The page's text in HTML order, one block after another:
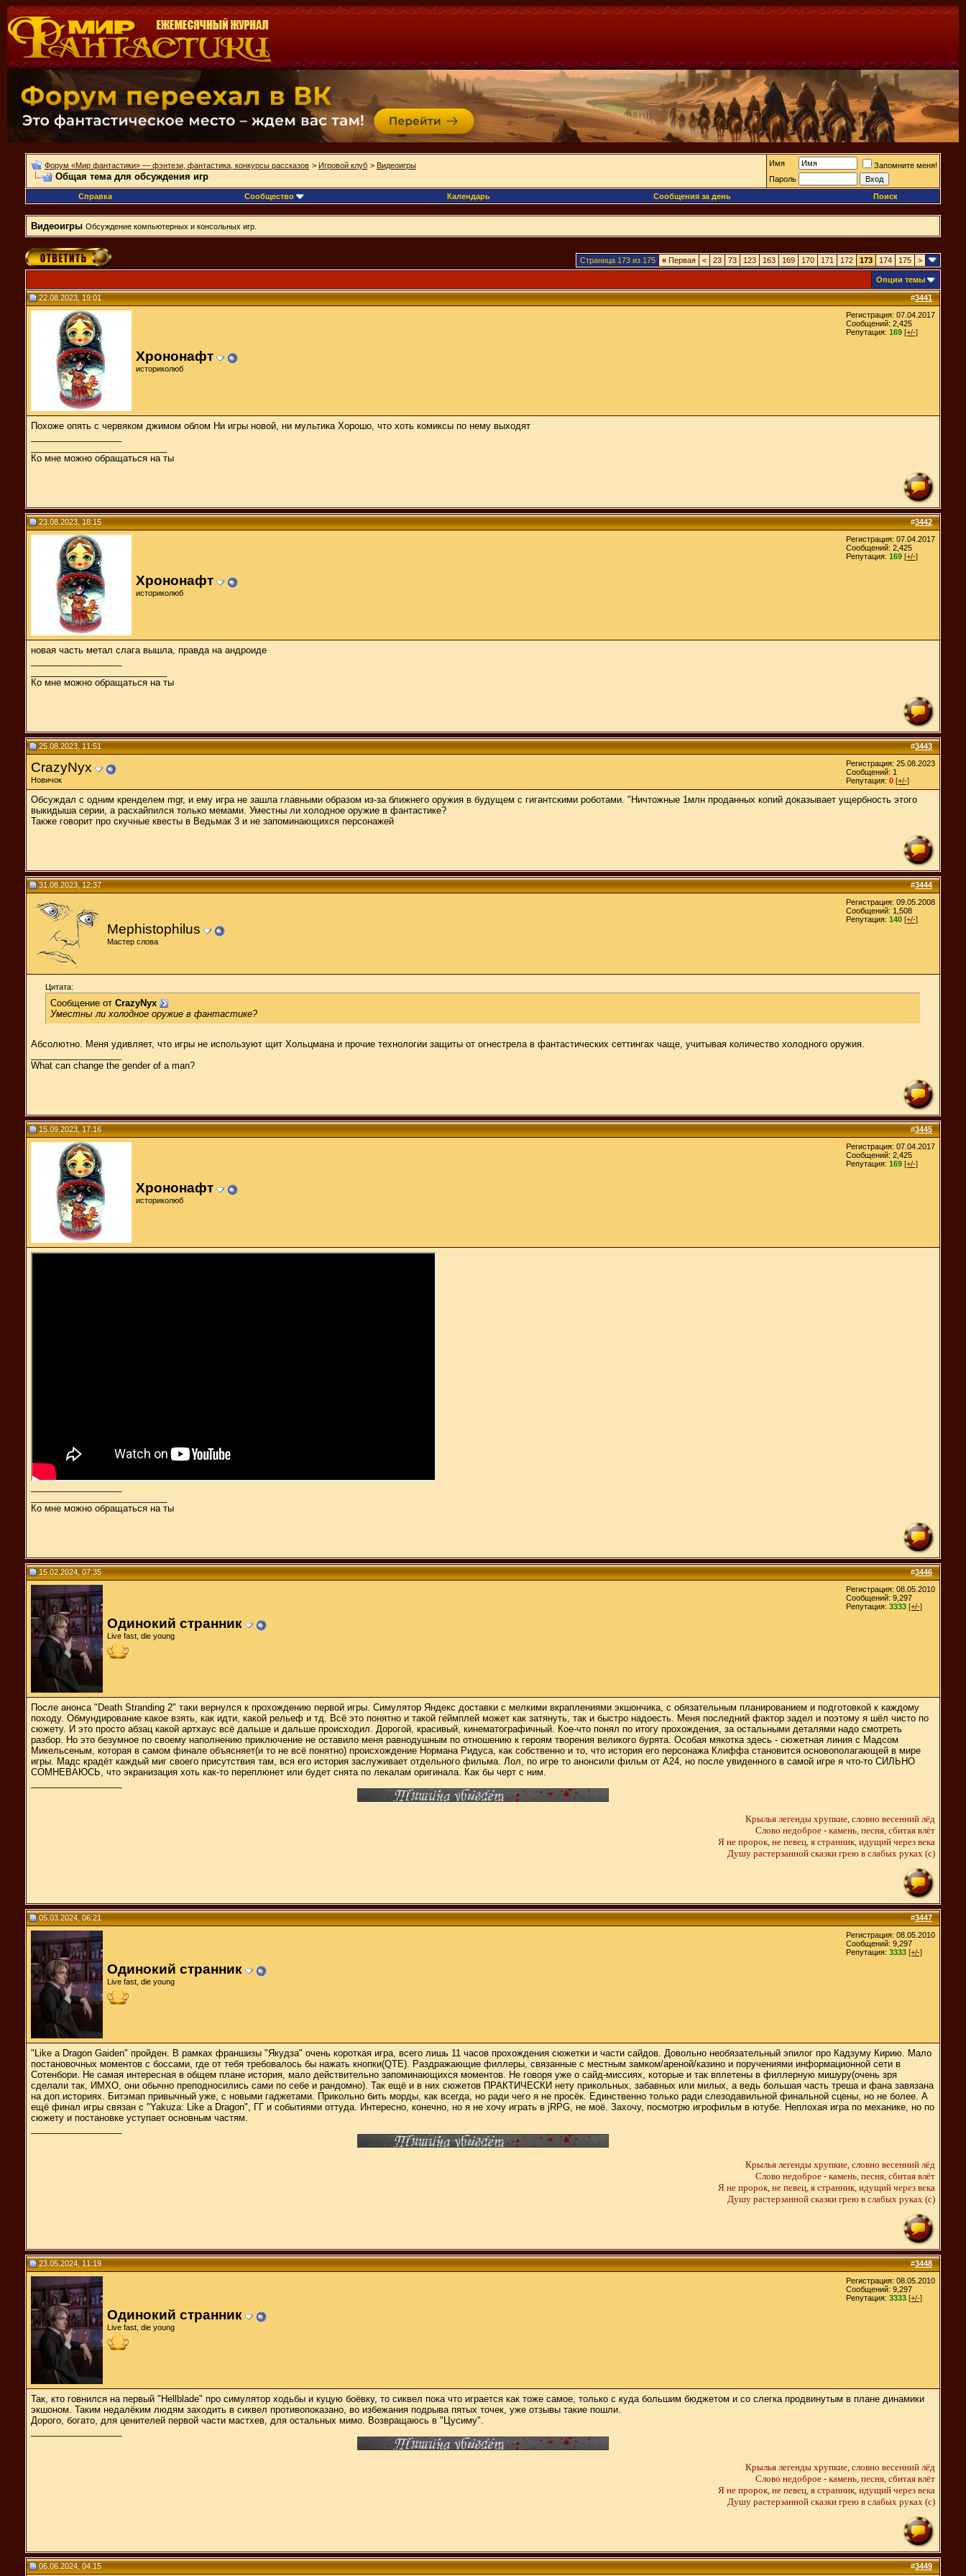
Форум «Мир фантастики» — фэнтези, фантастика, конкурсы рассказов > Игровой клуб > Видеоигры
Общая тема для обсуждения игр
Имя
Запомните меня!
Пароль
Справка
Сообщество Календарь Сообщения за день Поиск
Видеоигры Обсуждение компьютерных и консольных игр.
Страница 173 из 175 « Первая < 23 73 123 163 169 170 171 172 173 174 175 >
Опции темы
#3441
22.08.2023, 19:01
Хрононафт
историколюб
Регистрация: 07.04.2017
Сообщений: 2,425
Репутация: 169 [+/-]
Похоже опять с червяком джимом облом Ни игры новой, ни мультика Хорошо, что хоть комиксы по нему выходят
Ко мне можно обращаться на ты
#3442
23.08.2023, 18:15
Хрононафт
историколюб
Регистрация: 07.04.2017
Сообщений: 2,425
Репутация: 169 [+/-]
новая часть метал слага вышла, правда на андроиде
Ко мне можно обращаться на ты
#3443
25.08.2023, 11:51
CrazyNyx
Новичок
Регистрация: 25.08.2023
Сообщений: 1
Репутация: 0 [+/-]
Обсуждал с одним кренделем mgr, и ему игра не зашла главными образом из-за ближнего оружия в будущем с гигантскими роботами. "Ничтожные 1млн проданных копий доказывает ущербность этого
выкидыша серии, а расхайпился только мемами. Уместны ли холодное оружие в фантастике?
Также говорит про скучные квесты в Ведьмак 3 и не запоминающихся персонажей
#3444
31.08.2023, 12:37
Mephistophilus
Мастер слова
Регистрация: 09.05.2008
Сообщений: 1,508
Репутация: 140 [+/-]
Цитата:
Сообщение от CrazyNyx
Уместны ли холодное оружие в фантастике?
Абсолютно. Меня удивляет, что игры не используют щит Хольцмана и прочие технологии защиты от огнестрела в фантастических сеттингах чаще, учитывая количество холодного оружия.
What can change the gender of a man?
#3445
15.09.2023, 17:16
Хрононафт
историколюб
Регистрация: 07.04.2017
Сообщений: 2,425
Репутация: 169 [+/-]
Ко мне можно обращаться на ты
#3446
15.02.2024, 07:35
Одинокий странник
Live fast, die young
Регистрация: 08.05.2010
Сообщений: 9,297
Репутация: 3333 [+/-]
После анонса "Death Stranding 2" таки вернулся к прохождению первой игры. Симулятор Яндекс доставки с мелкими вкраплениями экшончика, с обязательным планированием и подготовкой к каждому
походу. Обмундирование какое взять, как идти, какой рельеф и тд. Всё это понятно и такой геймплей может как затянуть, так и быстро надоесть. Меня последний фактор задел и поэтому я шёл чисто по
сюжету. И это просто абзац какой артхаус всё дальше и дальше происходил. Дорогой, красивый, кинематографичный. Кое-что понял по итогу прохождения, за остальными деталями надо смотреть
разбор. Но это безумное по своему наполнению приключение не оставило меня равнодушным по отношению к героям творения великого бурята. Особая мякотка здесь - сюжетная линия с Мадсом
Микельсеным, которая в самом финале объясняет(и то не всё понятно) происхождение Нормана Ридуса, как собственно и то, что история его персонажа Клиффа становится основополагающей в мире
игры. Мадс крадёт каждый миг своего присутствия там, вся его история заслуживает отдельного фильма. Лол, по игре то анонсили фильм от A24, но после увиденного в самой игре я что-то СИЛЬНО
СОМНЕВАЮСЬ, что экранизация хоть как-то переплюнет или будет снята по лекалам оригинала. Как бы черт с ним.
Крылья легенды хрупкие, словно весенний лёд
Слово недоброе - камень, песня, сбитая влёт
Я не пророк, не певец, я странник, идущий через века
Душу растерзанной сказки грею в слабых руках (c)
#3447
05.03.2024, 06:21
Одинокий странник
Live fast, die young
Регистрация: 08.05.2010
Сообщений: 9,297
Репутация: 3333 [+/-]
"Like a Dragon Gaiden" пройден. В рамках франшизы "Якудза" очень короткая игра, всего лишь 11 часов прохождения сюжетки и части сайдов. Довольно необязательный эпилог про Кадзуму Кирию. Мало
постановочных моментов с боссами, где от тебя требовалось бы нажать кнопки(QTE). Раздражающие филлеры, связанные с местным замком/ареной/казино и поручениями информационной сети в
Сотенбори. Не самая интересная в общем плане история, мало действительно запоминающихся моментов. Не говоря уже о сайд-миссиях, которые и так вплетены в филлерную мишуру(очень зря
сделали так, ИМХО, они обычно преподносились сами по себе и рандомно). Так ещё и в них сюжетов ПРАКТИЧЕСКИ нету прикольных, забавных или милых, а ведь большая часть треша и фана завязана
на доп.историях. Битэмап привычный уже, с новыми гаджетами. Прикольно бить морды, как всегда, но ради чего я не просёк. Единственно только ради слезодавильной финальной сцены, но не более. А
ещё финал игры связан с "Yakuza: Like a Dragon", ГГ и событиями оттуда. Интересно, конечно, но я не хочу играть в jRPG, не моё. Захочу, посмотрю игрофильм в ютубе. Неплохая игра по механике, но по
сюжету и постановке уступает основным частям.
Крылья легенды хрупкие, словно весенний лёд
Слово недоброе - камень, песня, сбитая влёт
Я не пророк, не певец, я странник, идущий через века
Душу растерзанной сказки грею в слабых руках (c)
#3448
23.05.2024, 11:19
Одинокий странник
Live fast, die young
Регистрация: 08.05.2010
Сообщений: 9,297
Репутация: 3333 [+/-]
Так, кто говнился на первый "Hellblade" про симулятор ходьбы и куцую боёвку, то сиквел пока что играется как тоже самое, только с куда большим бюджетом и со слегка продвинутым в плане динамики
экшоном. Таким недалёким людям заходить в сиквел противопоказано, во избежания подрыва пятых точек, уже отзывы такие пошли.
Дорого, богато, для ценителей первой части мастхев, для остальных мимо. Возвращаюсь в "Цусиму".
Крылья легенды хрупкие, словно весенний лёд
Слово недоброе - камень, песня, сбитая влёт
Я не пророк, не певец, я странник, идущий через века
Душу растерзанной сказки грею в слабых руках (c)
#3449
06.06.2024, 04:15